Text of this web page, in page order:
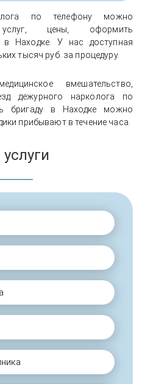
по телефону можно
цены, оформить
Находке. У нас доступная
тысяч руб. за процедуру.
вмешательство,
дежурного нарколога по
бригаду в Находке можно
прибывают в течение часа.